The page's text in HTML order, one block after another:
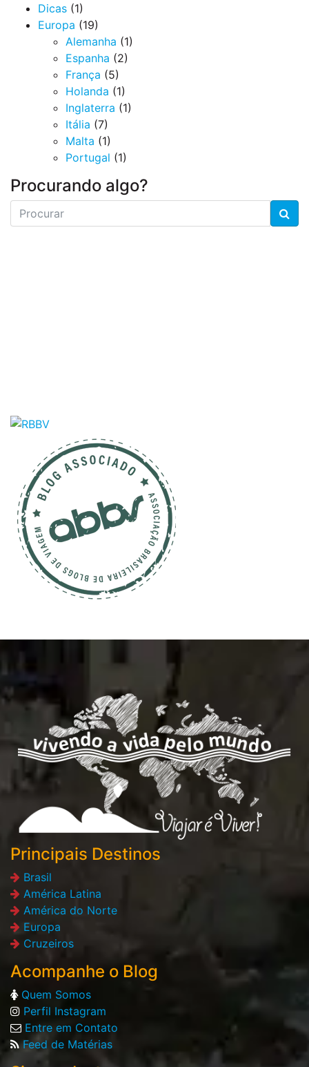
Dicas (1)
Europa (19)
Alemanha (1)
Espanha (2)
França (5)
Holanda (1)
Inglaterra (1)
Itália (7)
Malta (1)
Portugal (1)
Procurando algo?
Principais Destinos
Brasil
América Latina
América do Norte
Europa
Cruzeiros
Acompanhe o Blog
Quem Somos
Perfil Instagram
Entre em Contato
Feed de Matérias